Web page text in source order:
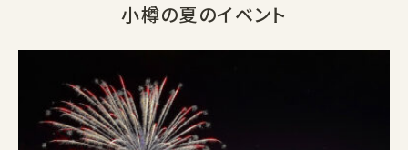
小樽の夏のイベント